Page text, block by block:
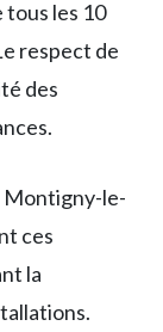
les 10
respect de
des
Montigny-le-
ces
la